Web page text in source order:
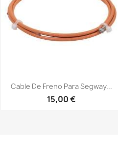
Vista rápida
Cable De Freno Para Segway...
15,00 €